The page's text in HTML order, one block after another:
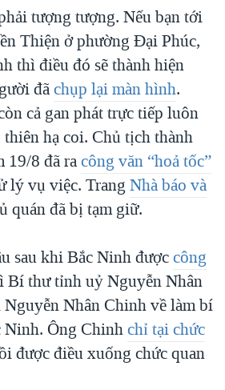
tượng tượng. Nếu bạn tới
Thiện ở phường Đại Phúc,
thì điều đó sẽ thành hiện
đãchụp lại màn hình.
cả gan phát trực tiếp luôn
thiên hạ coi. Chủ tịch thành
19/8 đã racông văn “hoả tốc”
lý vụ việc. Trang Nhà báo và
quán đã bị tạm giữ.
sau khi Bắc Ninh đượccông
thư tỉnh uỷ Nguyễn Nhân
Nhân Chinh về làm bí
Ninh. Ông Chinhchỉ tại chức
được điều xuống chức quan